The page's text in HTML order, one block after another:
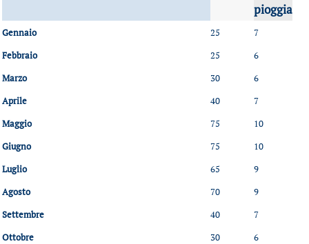
pioggia
Gennaio 25
7
Febbraio
25
6
Marzo
30
6
Aprile
40
7
Maggio
75
10
Giugno
75
10
Luglio
65
9
Agosto
70
9
Settembre
40
7
Ottobre
30
6